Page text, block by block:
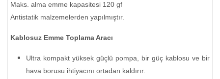
Maks. alma emme kapasitesi 120 gf
Antistatik malzemelerden yapılmıştır.
Kablosuz Emme Toplama Aracı
Ultra kompakt yüksek güçlü pompa, bir güç kablosu ve bir
hava borusu ihtiyacını ortadan kaldırır.